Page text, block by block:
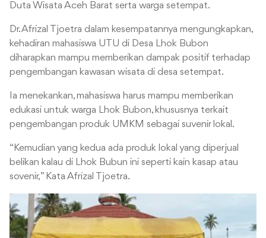
Duta Wisata Aceh Barat serta warga setempat.
Dr. Afrizal Tjoetra dalam kesempatannya mengungkapkan,
kehadiran mahasiswa UTU di Desa Lhok Bubon
diharapkan mampu memberikan dampak positif terhadap
pengembangan kawasan wisata di desa setempat.
Ia menekankan, mahasiswa harus mampu memberikan
edukasi untuk warga Lhok Bubon, khususnya terkait
pengembangan produk UMKM sebagai suvenir lokal.
“Kemudian yang kedua ada produk lokal yang diperjual
belikan kalau di Lhok Bubun ini seperti kain kasap atau
sovenir, ” Kata Afrizal Tjoetra.